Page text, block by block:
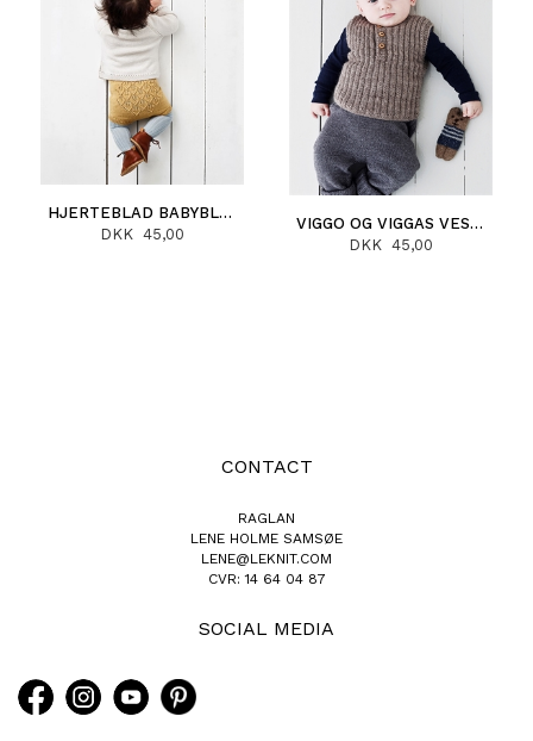
HJERTEBLAD BABYBLEBUKS (DANSK)
DKK 45,00
VIGGO OG VIGGAS VEST (DANSK)
DKK 45,00
CONTACT
RAGLAN
LENE HOLME SAMSØE
LENE@LEKNIT.COM
CVR: 14 64 04 87
SOCIAL MEDIA